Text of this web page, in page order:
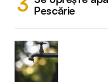
Pescărie